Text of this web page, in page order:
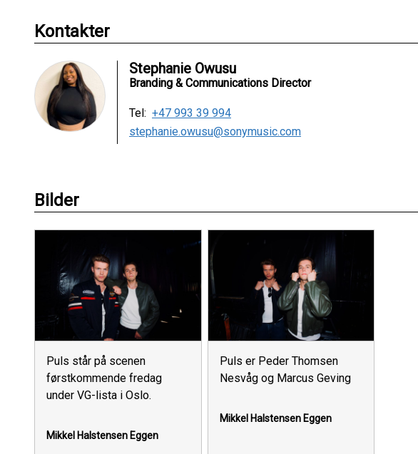
Kontakter
Stephanie Owusu
Branding & Communications Director
Tel: +47 993 39 994
stephanie.owusu@sonymusic.com
Bilder
Puls står på scenen
førstkommende fredag
under VG-lista i Oslo.
Mikkel Halstensen Eggen
Puls er Peder Thomsen
Nesvåg og Marcus Geving
Mikkel Halstensen Eggen